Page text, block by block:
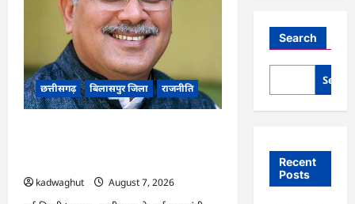
छत्तीसगढ़ बिलासपुर जिला राजनीति
kadwaghut
August 7, 2026
Search
Recent
Posts